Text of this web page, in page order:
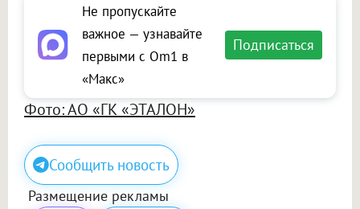
Не пропускайте
важное — узнавайте
первыми с Om1 в
«Макс»
Подписаться
Фото: АО «ГК «ЭТАЛОН»
Сообщить новость
Размещение рекламы